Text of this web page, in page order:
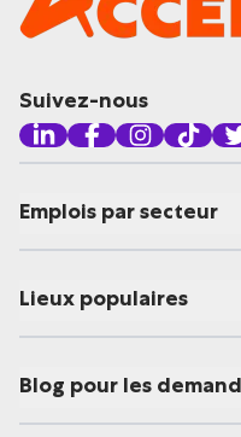
Suivez-nous
Emplois par secteur
Lieux populaires
Blog pour les